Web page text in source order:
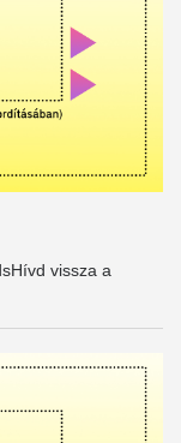
vissza a